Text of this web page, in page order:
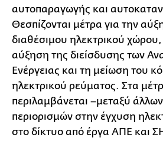
αυτοπαραγωγής και
Θεσπίζονται μέτρα για την
διαθέσιμου ηλεκτρικού
αύξηση της διείσδυσης των
Ενέργειας και τη μείωση του
ηλεκτρικού ρεύματος. Στα
περιλαμβάνεται –μεταξύ
περιορισμών στην έγχυση
στο δίκτυο από έργα ΑΠΕ και